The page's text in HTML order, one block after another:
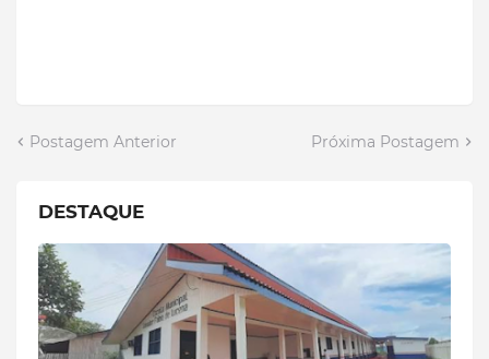
Postagem Anterior Próxima Postagem
DESTAQUE